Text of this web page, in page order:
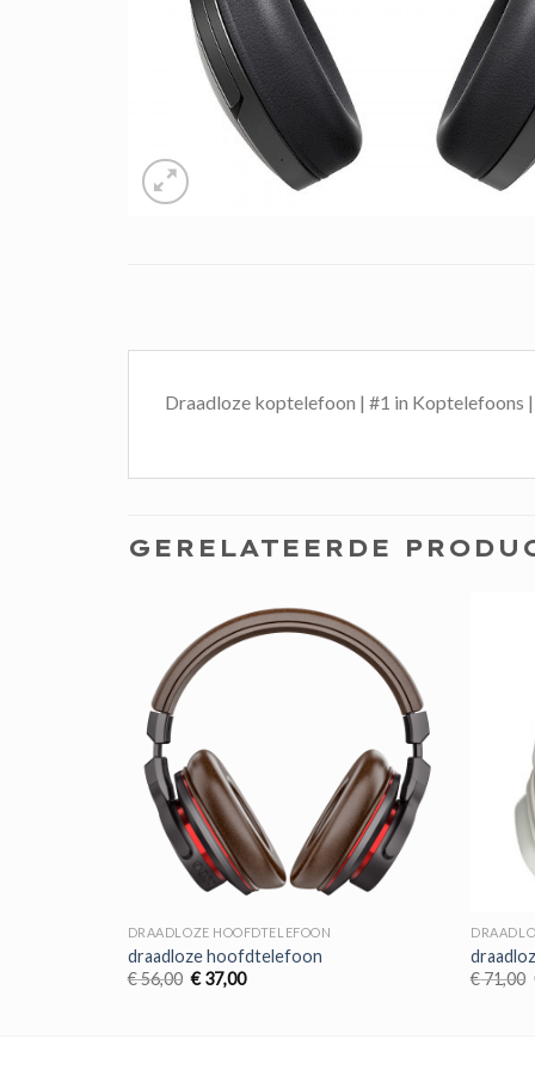
Draadloze koptelefoon | #1 in Koptelefoons
GERELATEERDE
DRAADLOZE HOOFDTELEFOON
draadloze hoofdtelefoon
€56,00 Oorspronkelijke
€37,00Huidige
€71,00